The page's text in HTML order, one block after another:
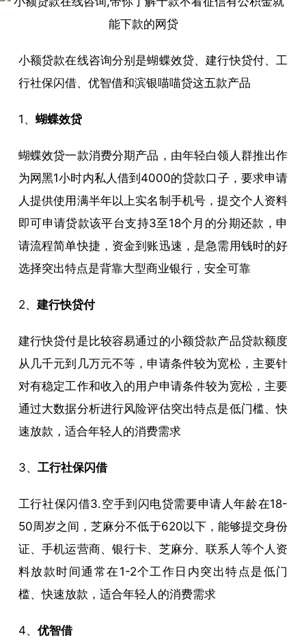
小额贷款在线咨询分别是蝴蝶效贷、建行快贷付、工
行社保闪借、优智借和滨银喵喵贷这五款产品
1、 蝴蝶效贷
蝴蝶效贷一款消费分期产品，由年轻白领人群推出作
为网黑1小时内私人借到4000的贷款口子，要求申请
人提供使用满半年以上实名制手机号，提交个人资料
即可申请贷款该平台支持3至18个月的分期还款，申
请流程简单快捷，资金到账迅速，是急需用钱时的好
选择突出特点是背靠大型商业银行，安全可靠
2、 建行快贷付
建行快贷付是比较容易通过的小额贷款产品贷款额度
从几千元到几万元不等，申请条件较为宽松，主要针
对有稳定工作和收入的用户申请条件较为宽松，主要
通过大数据分析进行风险评估突出特点是低门槛、快
速放款，适合年轻人的消费需求
3、 工行社保闪借
工行社保闪借3.空手到闪电贷需要申请人年龄在18-
50周岁之间，芝麻分不低于620以下，能够提交身份
证、手机运营商、银行卡、芝麻分、联系人等个人资
料放款时间通常在1-2个工作日内突出特点是低门
槛、快速放款，适合年轻人的消费需求
4、 优智借